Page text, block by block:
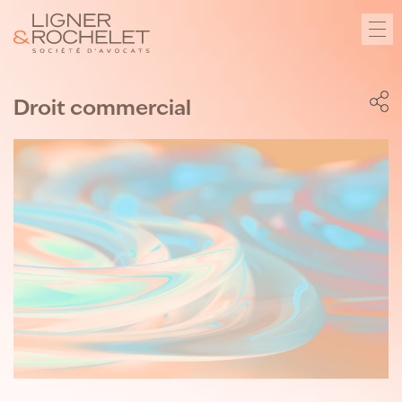
Droit commercial